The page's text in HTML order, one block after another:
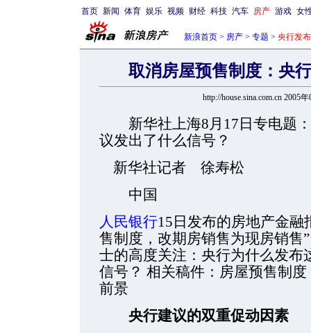
首页 新闻 体育 娱乐 视频 财经 科技 汽车 房产 游戏 女
新浪首页 > 房产 > 专题 > 央行发
取消房屋预售制度：央
http://house.sina.com.cn 2005
新华社上海8月17日专电题
议发出了什么信号？
新华社记者 徐寿松
中国
人民银行15日发布的房地产金融
售制度，改期房销售为现房销售
士的高度关注：央行为什么发布
信号？ 相关稿件：房屋预售制
前景
央行建议的双重促动因素